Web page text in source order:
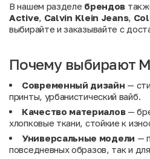
В нашем разделе брендов
Active, Calvin Klein Jeans,
выбирайте и заказывайте с
Почему выбирают
Современный дизайн —
принты, урбанистический вайб.
Качество материалов—
хлопковые ткани, стойкие к
Универсальные модели —
повседневных образов, так и